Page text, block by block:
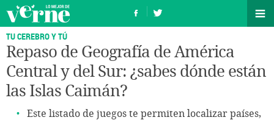
TU CEREBRO Y TÚ
Repaso de Geografía de América
Central y del Sur: ¿sabes dónde están
las Islas Caimán?
Este listado de juegos te permiten localizar países,